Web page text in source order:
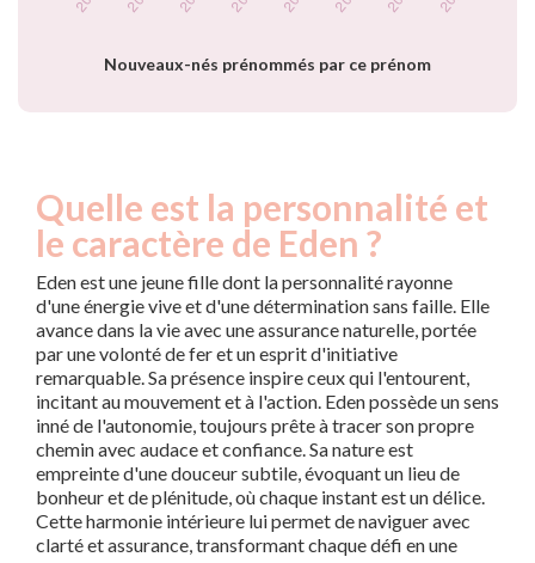
Nouveaux-nés prénommés par ce prénom
Quelle est la personnalité et
le caractère de Eden ?
Eden est une jeune fille dont la personnalité rayonne
d'une énergie vive et d'une détermination sans faille. Elle
avance dans la vie avec une assurance naturelle, portée
par une volonté de fer et un esprit d'initiative
remarquable. Sa présence inspire ceux qui l'entourent,
incitant au mouvement et à l'action. Eden possède un sens
inné de l'autonomie, toujours prête à tracer son propre
chemin avec audace et confiance. Sa nature est
empreinte d'une douceur subtile, évoquant un lieu de
bonheur et de plénitude, où chaque instant est un délice.
Cette harmonie intérieure lui permet de naviguer avec
clarté et assurance, transformant chaque défi en une